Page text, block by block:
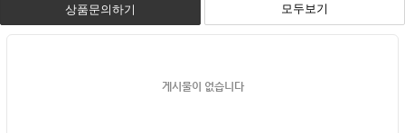
상품문의하기 모두보기
게시물이 없습니다